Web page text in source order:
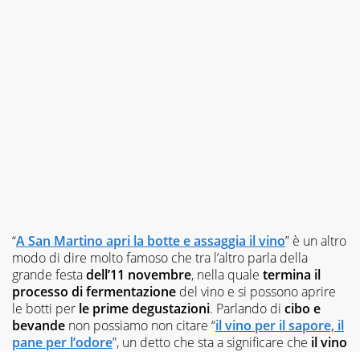
“A San Martino apri la botte e assaggia il vino” è un altro
modo di dire molto famoso che tra l’altro parla della
grande festadell’11 novembre, nella quale termina il
processo di fermentazione del vino e si possono aprire
le botti per le prime degustazioni. Parlando di cibo e
bevande non possiamo non citare “il vino per il sapore, il
pane per l’odore”, un detto che sta a significare che il vino